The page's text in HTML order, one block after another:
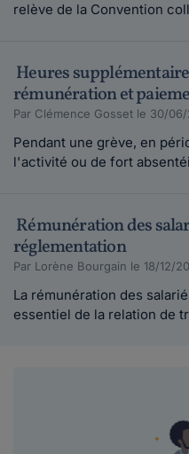
relève de la Convention
Heures
rémunération et
Par Clémence Gosset le 30/
Pendant une grève, en
l'activité ou de fort
Rémunération des
réglementation
Par Lorène Bourgain le 18/12/
La rémunération des
essentiel de la relation de